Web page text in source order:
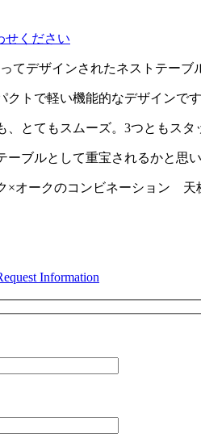
せください
てデザインされたネストテーブ
トで軽い機能的なデザインです
、とてもスムーズ。3つともス
ーブルとして重宝されるかと思い
×オークのコンビネーション 天
Information